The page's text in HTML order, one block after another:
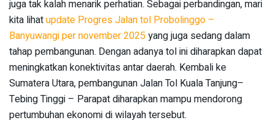
juga tak kalah menarik perhatian. Sebagai perbandingan, mari
kita lihatupdate Progres Jalan tol Probolinggo –
Banyuwangi per november 2025yang juga sedang dalam
tahap pembangunan. Dengan adanya tol ini diharapkan dapat
meningkatkan konektivitas antar daerah. Kembali ke
Sumatera Utara, pembangunan Jalan Tol Kuala Tanjung–
Tebing Tinggi – Parapat diharapkan mampu mendorong
pertumbuhan ekonomi di wilayah tersebut.